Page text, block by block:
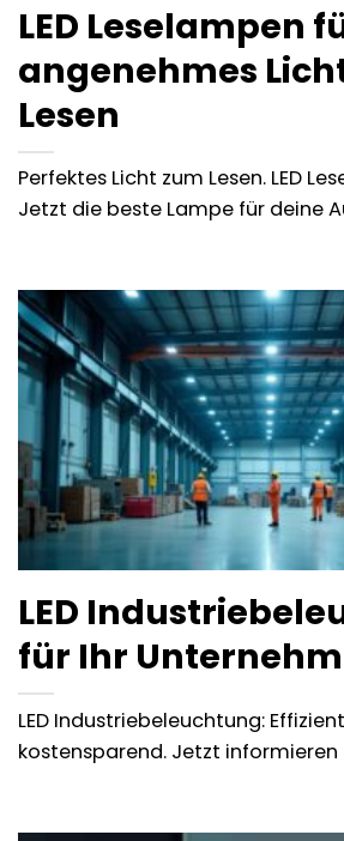
LED Leselampen
angenehmes
Lesen
Perfektes Licht zum Lesen. LED
Jetzt die beste Lampe für deine
LED
für Ihr
LED Industriebeleuchtung:
kostensparend. Jetzt